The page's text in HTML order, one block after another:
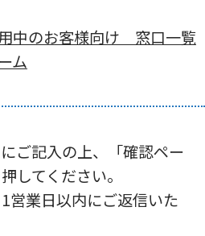
中のお客様向け 窓口一覧
ム
ご記入の上、「確認ペー
してください。
業日以内にご返信いた